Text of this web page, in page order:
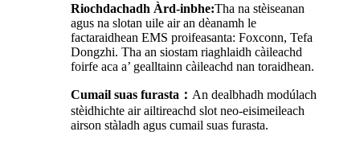
Riochdachadh Àrd-inbhe:Tha na stèiseanan
agus na slotan uile air an dèanamh le
factaraidhean EMS proifeasanta: Foxconn, Tefa
Dongzhi. Tha an siostam riaghlaidh càileachd
foirfe aca a’ gealltainn càileachd nan toraidhean.
Cumail suas furasta ： An dealbhadh modúlach
stèidhichte air ailtireachd slot neo-eisimeileach
airson stàladh agus cumail suas furasta.